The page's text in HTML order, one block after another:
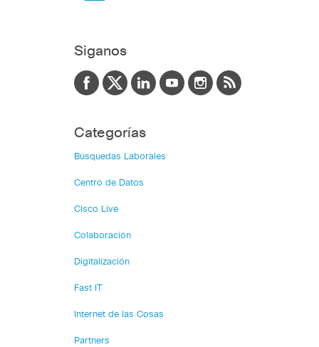
Siganos
Categorías
Búsquedas Laborales
Centro de Datos
Cisco Live
Colaboración
Digitalización
Fast IT
Internet de las Cosas
Partners